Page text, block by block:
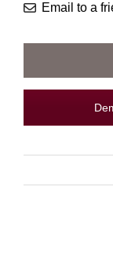
Email to a